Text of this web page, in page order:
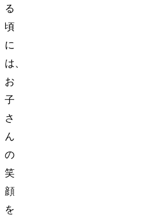
る
頃
に
は、
お
子
さ
ん
の
笑
顔
を